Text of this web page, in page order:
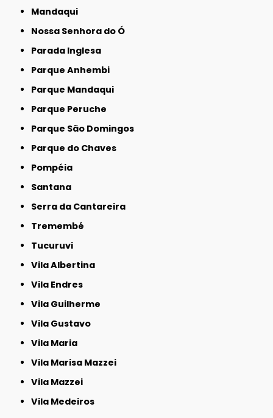
Mandaqui
Nossa Senhora do Ó
Parada Inglesa
Parque Anhembi
Parque Mandaqui
Parque Peruche
Parque São Domingos
Parque do Chaves
Pompéia
Santana
Serra da Cantareira
Tremembé
Tucuruvi
Vila Albertina
Vila Endres
Vila Guilherme
Vila Gustavo
Vila Maria
Vila Marisa Mazzei
Vila Mazzei
Vila Medeiros